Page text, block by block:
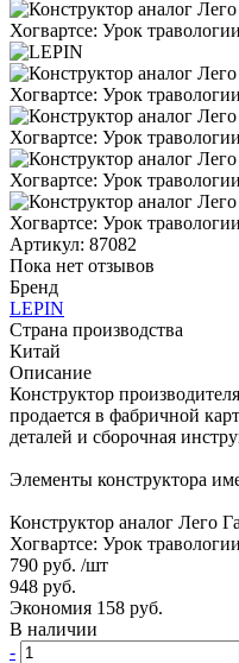
Артикул: 87082
Пока нет отзывов
Бренд
LEPIN
Страна производства
Китай
Описание
Конструктор
продается в фабричной
деталей и сборочная
Элементы конструктора
Конструктор аналог Лего
Хогвартсе: Урок травологии
790 руб. /шт
948 руб.
Экономия 158 руб.
В наличии
-